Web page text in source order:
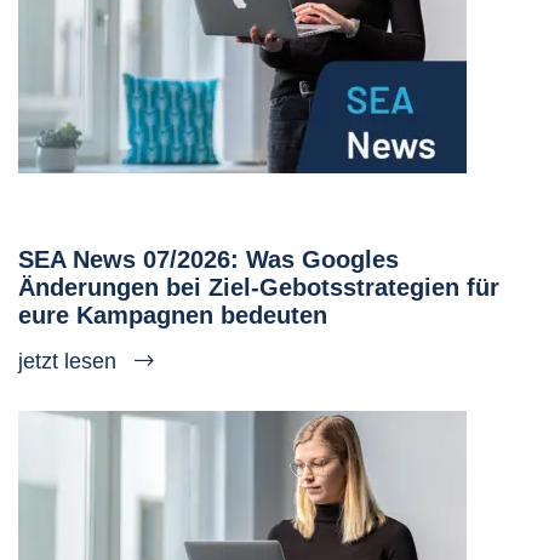
SEA News 07/2026: Was Googles
Änderungen bei Ziel-Gebotsstrategien für
eure Kampagnen bedeuten
jetzt lesen